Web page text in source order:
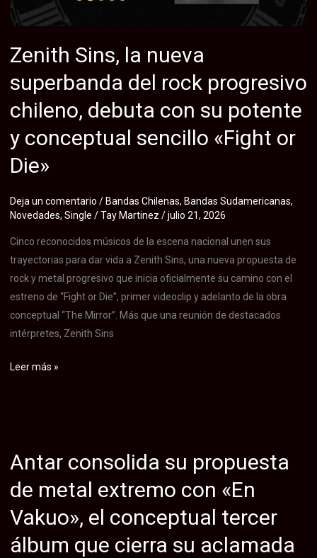
“Inquebrantable”
con
lanzamiento
del
de
su
“Resistencia”
Zenith Sins, la nueva
superbanda del rock progresivo
chileno, debuta con su potente
y conceptual sencillo «Fight or
Die»
Deja un comentario / Bandas Chilenas, Bandas Sudamericanas,
Novedades, Single /Tay Martinez /julio 21, 2026
Cinco reconocidos músicos de la escena nacional unen sus
trayectorias para dar vida a Zenith Sins, una nueva propuesta de
rock y metal progresivo que inicia oficialmente su camino con el
estreno de “Fight or Die”, primer videoclip y adelanto de la obra
conceptual “The Mirror”. Más que una reunión de destacados
intérpretes, Zenith Sins
Zenith
del
progresivo
chileno,
con
Leer más »
Antar consolida su propuesta
de metal extremo con «En
Vakuo», el conceptual tercer
álbum que cierra su aclamada